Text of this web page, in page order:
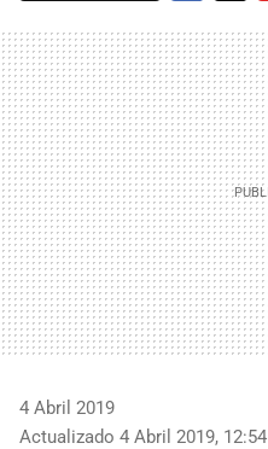
4 Abril 2019
Actualizado 4 Abril 2019, 12:54